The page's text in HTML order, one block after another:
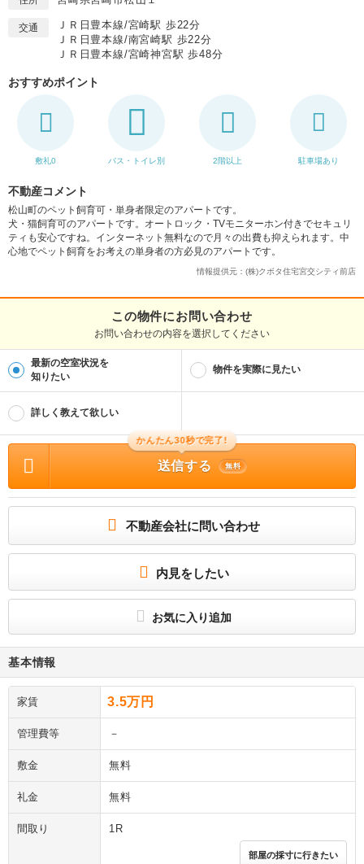
交通
ＪＲ日豊本線/宮崎駅 歩22分
ＪＲ日豊本線/南宮崎駅 歩22分
ＪＲ日豊本線/宮崎神宮駅 歩48分
おすすめポイント
敷礼0 バス・トイレ別 2階以上 駐車場あり
不動産コメント
松山町のペット飼育可・単身者限定のアパートです。
犬・猫飼育可のアパートです。オートロック・TVモニターホン付きでセキュリ
ティも安心ですね。インターネット無料なので月々の出費も抑えられます。中
心地でペット飼育をお考えの単身者の方必見のアパートです。
情報提供元：(株)クボタ住宅宮交シティ前店
この物件にお問い合わせ
お問い合わせの内容を選択してください
最新の空室状況を
知りたい
物件を実際に見たい
詳しく教えて欲しい
かんたん30秒で完了!
送信する 無料
不動産会社に問い合わせ
内見をしたい
お気に入り追加
基本情報
家賃 3.5万円
管理費等 －
敷金 無料
礼金 無料
間取り 1R
部屋の採寸に行きたい